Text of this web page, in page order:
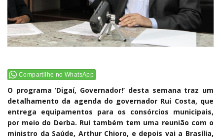
Compartilhe no WhatsApp
O programa ‘Digaí, Governador!’ desta semana traz um
detalhamento da agenda do governador Rui Costa, que
entrega equipamentos para os consórcios municipais,
por meio do Derba. Rui também tem uma reunião com o
ministro da Saúde, Arthur Chioro, e depois vai a Brasília,